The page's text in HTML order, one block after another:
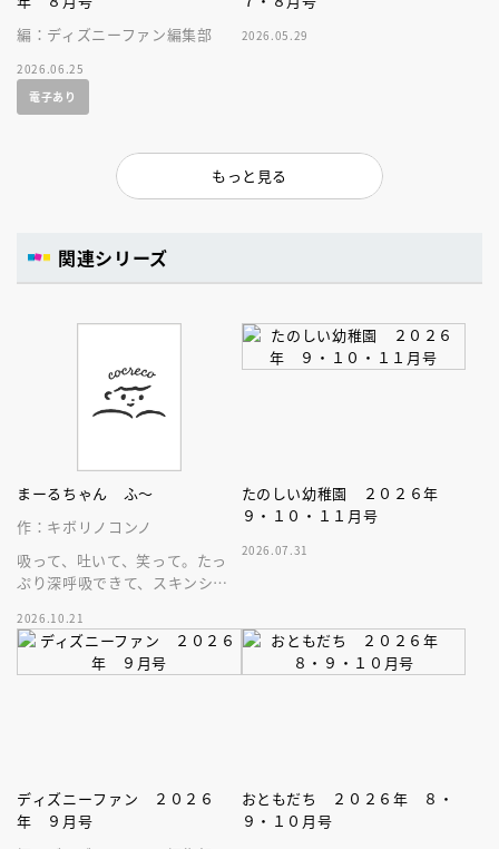
編：ディズニーファン編集部
2026.06.25
電子あり
2026.05.29
もっと見る
関連シリーズ
まーるちゃん ふ～
作：キボリノコンノ
吸って、吐いて、笑って。たっ
ぷり深呼吸できて、スキンシッ
家、キボリノコンノ初のファー
ストブック。
2026.10.21
たのしい幼稚園 ２０２６年
９・１０・１１月号
2026.07.31
ディズニーファン ２０２６
年 ９月号
おともだち ２０２６年 ８・
９・１０月号